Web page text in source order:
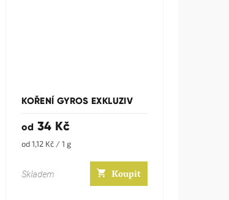
KOŘENÍ GYROS EXKLUZIV
od 34 Kč
Měrná
od 1,12 Kč / 1 g
Skladem Koupit